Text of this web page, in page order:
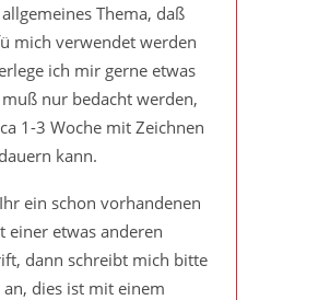
Thema, daß
mich verwendet werden
ich mir gerne etwas
muß nur bedacht werden,
1-3 Woche mit Zeichnen
kann.
ein schon vorhandenen
einer etwas anderen
dann schreibt mich bitte
an, dies ist mit einem